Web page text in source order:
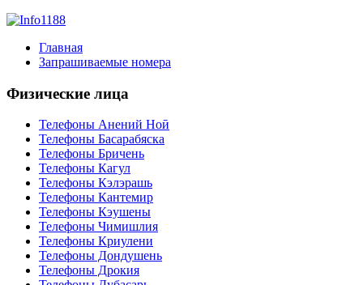
Главная
Запрашиваемые номера
Физические лица
Телефоны Анений Ноӣ
Телефоны Басарабяска
Телефоны Бричень
Телефоны Кагул
Телефоны Кэлэрашь
Телефоны Кантемир
Телефоны Кэушены
Телефоны Чимишлия
Телефоны Криулени
Телефоны Дондушень
Телефоны Дрокия